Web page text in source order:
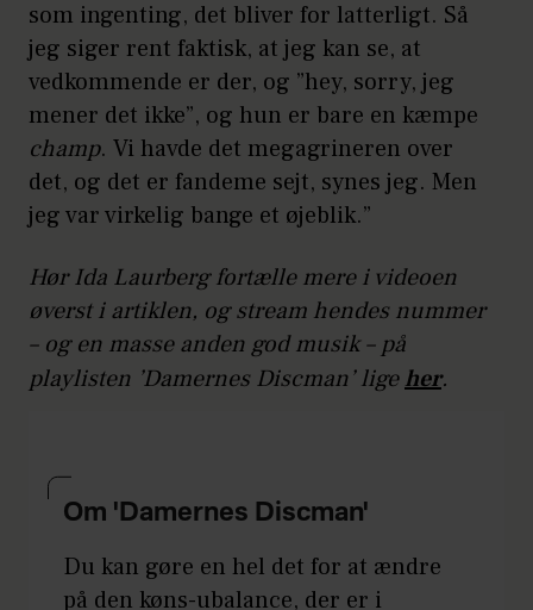
som ingenting, det bliver for latterligt. Så
jeg siger rent faktisk, at jeg kan se, at
vedkommende er der, og ”hey, sorry, jeg
mener det ikke”, og hun er bare en kæmpe
champ. Vi havde det megagrineren over
det, og det er fandeme sejt, synes jeg. Men
jeg var virkelig bange et øjeblik.”
Hør Ida Laurberg fortælle mere i videoen
øverst i artiklen, og stream hendes nummer
– og en masse anden god musik – på
playlisten ’Damernes Discman’ ligeher.
Om 'Damernes Discman'
Du kan gøre en hel det for at ændre
på den køns-ubalance, der er i